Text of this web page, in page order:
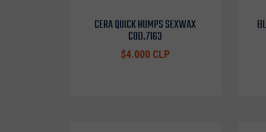
CERA QUICK HUMPS SEXWAX
COD.7163
$4.000 CLP